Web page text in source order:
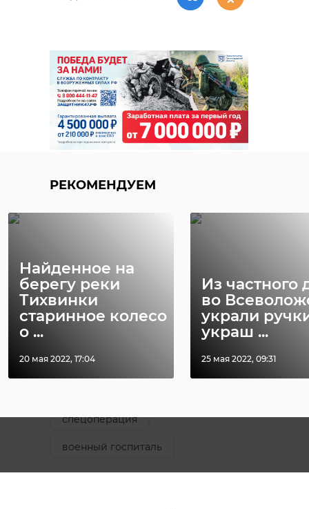
РЕКОМЕНДУЕМ
Найденное на
берегу реки
Тихвинки
старинное колесо
о ...
20 мая 2022, 17:04
Из частного
во
украли
украш ...
25 мая 2022, 09:31
Следующая посылка в военный
жители Сахалина и Кубани.
Фото: Мой Сосновый Бор/
спецоперация
военный госпиталь